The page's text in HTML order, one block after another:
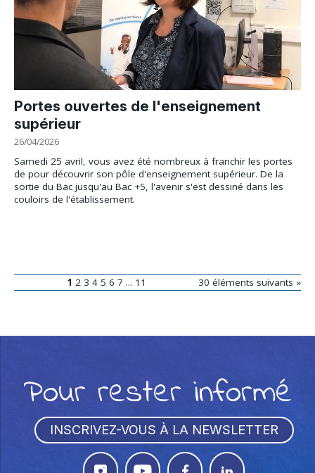
Portes ouvertes de l'enseignement
supérieur
26/04/2026
Samedi 25 avril, vous avez été nombreux à franchir les portes
de pour découvrir son pôle d'enseignement supérieur. De la
sortie du Bac jusqu'au Bac +5, l'avenir s'est dessiné dans les
couloirs de l'établissement.
30 éléments suivants »
1 2 3 4 5 6 7 ... 11
Pour rester informé
INSCRIVEZ-VOUS À LA NEWSLETTER